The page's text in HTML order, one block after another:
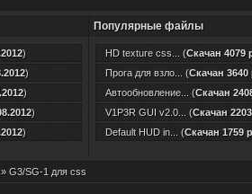
)
)
)
)
)
Популярные файлы
HD texture css... (Скачан 4079
Прога для взло... (Скачан 3640
Автообновление... (Скачан
V1P3R GUI v2.0... (Скачан
Default HUD in... (Скачан 1759
» G3/SG-1 для css